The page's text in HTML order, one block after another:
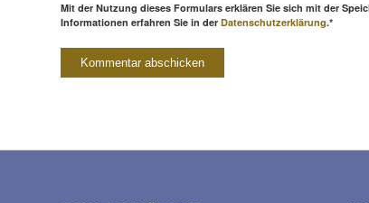
Mit der Nutzung dieses Formulars erklären Sie sich mit der
Informationen erfahren Sie in der Datenschutzerklärung.*